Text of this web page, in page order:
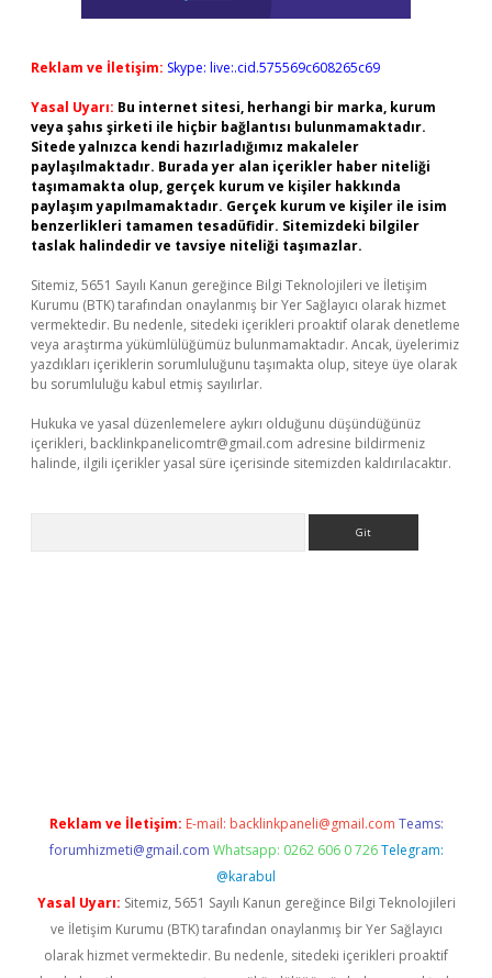
Reklam ve İletişim: Skype: live:.cid.575569c608265c69
Yasal Uyarı: Bu internet sitesi, herhangi bir marka, kurum
veya şahıs şirketi ile hiçbir bağlantısı bulunmamaktadır.
Sitede yalnızca kendi hazırladığımız makaleler
paylaşılmaktadır. Burada yer alan içerikler haber niteliği
taşımamakta olup, gerçek kurum ve kişiler hakkında
paylaşım yapılmamaktadır. Gerçek kurum ve kişiler ile isim
benzerlikleri tamamen tesadüfidir. Sitemizdeki bilgiler
taslak halindedir ve tavsiye niteliği taşımazlar.
Sitemiz, 5651 Sayılı Kanun gereğince Bilgi Teknolojileri ve İletişim
Kurumu (BTK) tarafından onaylanmış bir Yer Sağlayıcı olarak hizmet
vermektedir. Bu nedenle, sitedeki içerikleri proaktif olarak denetleme
veya araştırma yükümlülüğümüz bulunmamaktadır. Ancak, üyelerimiz
yazdıkları içeriklerin sorumluluğunu taşımakta olup, siteye üye olarak
bu sorumluluğu kabul etmiş sayılırlar.
Hukuka ve yasal düzenlemelere aykırı olduğunu düşündüğünüz
içerikleri, backlinkpanelicomtr@gmail.com adresine bildirmeniz
halinde, ilgili içerikler yasal süre içerisinde sitemizden kaldırılacaktır.
Reklam ve İletişim: E-mail: backlinkpaneli@gmail.com Teams:
forumhizmeti@gmail.com Whatsapp: 0262 606 0 726 Telegram:
@karabul
Yasal Uyarı: Sitemiz, 5651 Sayılı Kanun gereğince Bilgi Teknolojileri
ve İletişim Kurumu (BTK) tarafından onaylanmış bir Yer Sağlayıcı
olarak hizmet vermektedir. Bu nedenle, sitedeki içerikleri proaktif